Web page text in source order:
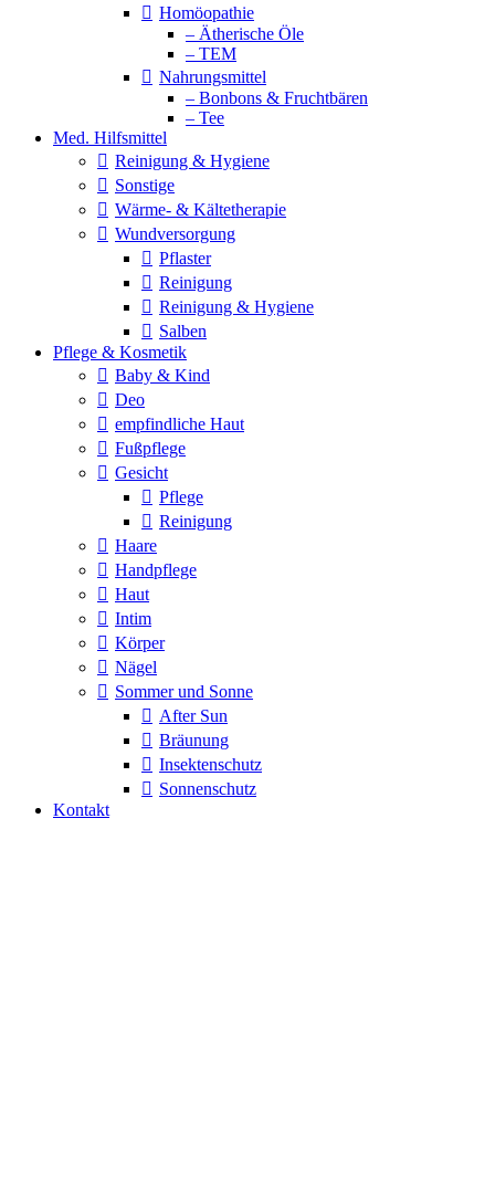
Homöopathie
– Ätherische Öle
– TEM
Nahrungsmittel
– Bonbons & Fruchtbären
– Tee
Med. Hilfsmittel
Reinigung & Hygiene
Sonstige
Wärme- & Kältetherapie
Wundversorgung
Pflaster
Reinigung
Reinigung & Hygiene
Salben
Pflege & Kosmetik
Baby & Kind
Deo
empfindliche Haut
Fußpflege
Gesicht
Pflege
Reinigung
Haare
Handpflege
Haut
Intim
Körper
Nägel
Sommer und Sonne
After Sun
Bräunung
Insektenschutz
Sonnenschutz
Kontakt